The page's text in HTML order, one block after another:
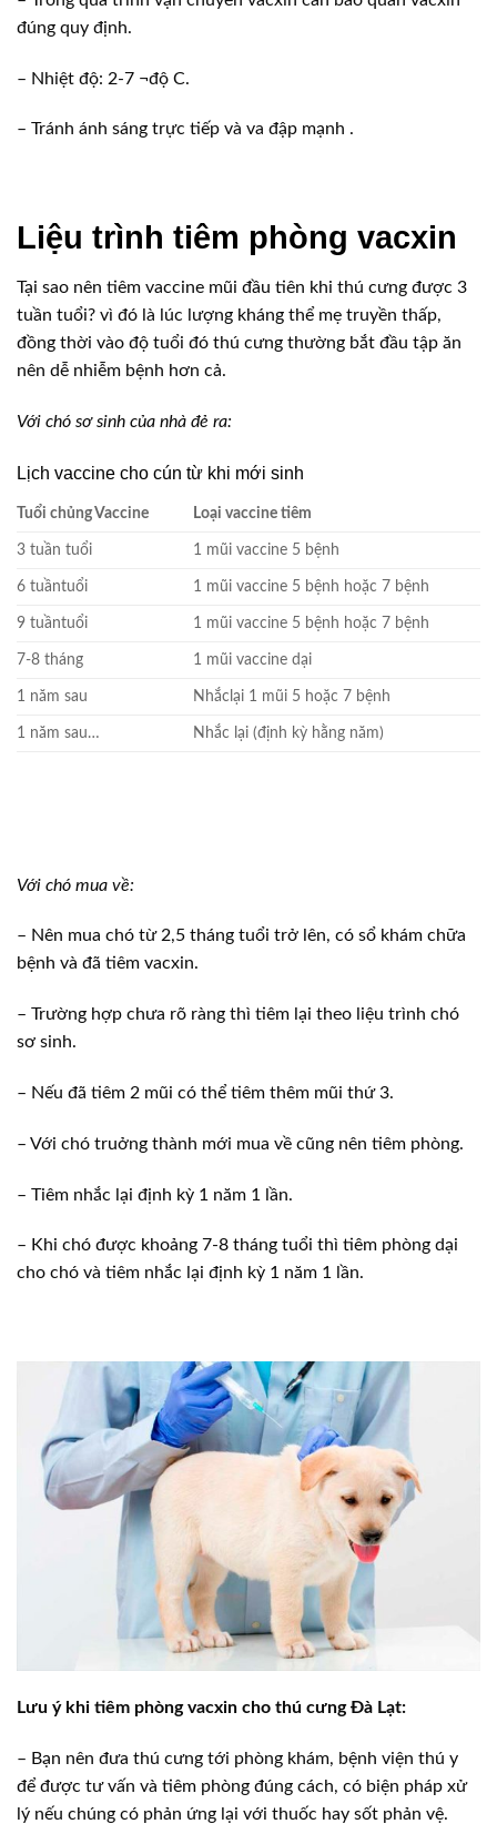
đúng quy định.
– Nhiệt độ: 2-7 ¬độ C.
– Tránh ánh sáng trực tiếp và va đập mạnh .
Liệu trình tiêm phòng vacxin
Tại sao nên tiêm vaccine mũi đầu tiên khi thú cưng được 3
tuần tuổi? vì đó là lúc lượng kháng thể mẹ truyền thấp,
đồng thời vào độ tuổi đó thú cưng thường bắt đầu tập ăn
nên dễ nhiễm bệnh hơn cả.
Với chó sơ sinh của nhà đẻ ra:
Lịch vaccine cho cún từ khi mới sinh
Tuổi chủng Vaccine Loại vaccine tiêm
3 tuần tuổi 1 mũi vaccine 5 bệnh
6 tuầntuổi 1 mũi vaccine 5 bệnh hoặc 7 bệnh
9 tuầntuổi 1 mũi vaccine 5 bệnh hoặc 7 bệnh
7-8 tháng 1 mũi vaccine dại
1 năm sau Nhắclại 1 mũi 5 hoặc 7 bệnh
1 năm sau… Nhắc lại (định kỳ hằng năm)
Với chó mua về:
– Nên mua chó từ 2,5 tháng tuổi trở lên, có sổ khám chữa
bệnh và đã tiêm vacxin.
– Trường hợp chưa rõ ràng thì tiêm lại theo liệu trình chó
sơ sinh.
– Nếu đã tiêm 2 mũi có thể tiêm thêm mũi thứ 3.
– Với chó truởng thành mới mua về cũng nên tiêm phòng.
– Tiêm nhắc lại định kỳ 1 năm 1 lần.
– Khi chó được khoảng 7-8 tháng tuổi thì tiêm phòng dại
cho chó và tiêm nhắc lại định kỳ 1 năm 1 lần.
Lưu ý khi tiêm phòng vacxin cho thú cưng Đà Lạt:
– Bạn nên đưa thú cưng tới phòng khám, bệnh viện thú y
để được tư vấn và tiêm phòng đúng cách, có biện pháp xử
lý nếu chúng có phản ứng lại với thuốc hay sốt phản vệ.